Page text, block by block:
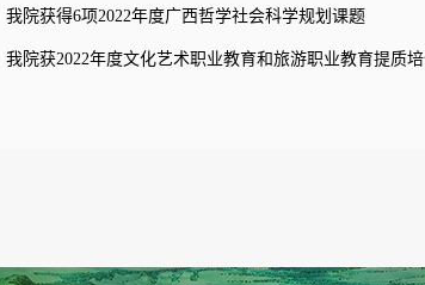
我院获得6项2022年度广西哲学社会科学规划课题
我院获2022年度文化艺术职业教育和旅游职业教育提质